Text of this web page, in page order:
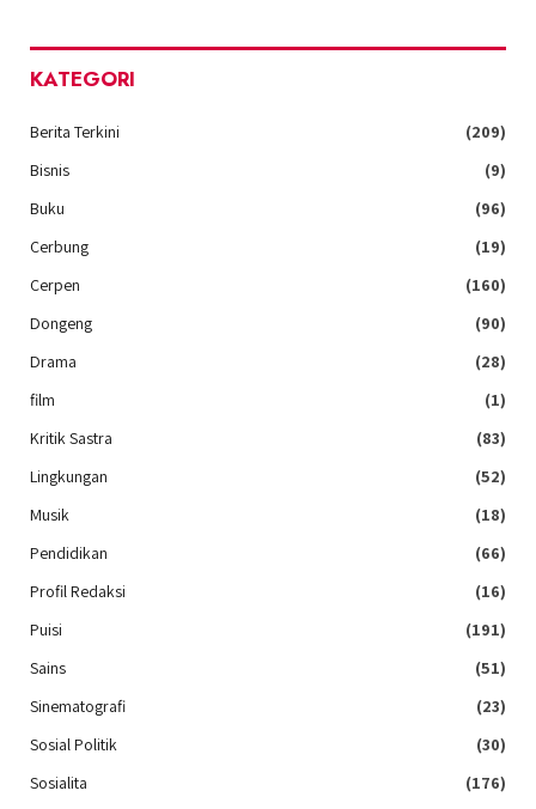
KATEGORI
Berita Terkini
(209)
Bisnis
(9)
Buku
(96)
Cerbung
(19)
Cerpen
(160)
Dongeng
(90)
Drama
(28)
film
(1)
Kritik Sastra
(83)
Lingkungan
(52)
Musik
(18)
Pendidikan
(66)
Profil Redaksi
(16)
Puisi
(191)
Sains
(51)
Sinematografi
(23)
Sosial Politik
(30)
Sosialita
(176)